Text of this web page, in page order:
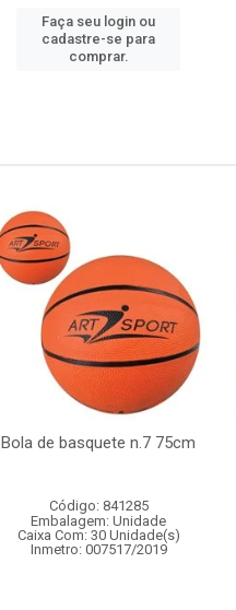
Faça seu login ou
cadastre-se para
comprar.
Bola de basquete n.7 75cm
Código: 841285
Embalagem: Unidade
Caixa Com: 30 Unidade(s)
Inmetro: 007517/2019